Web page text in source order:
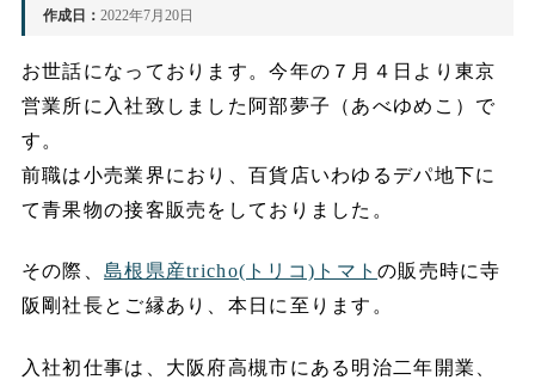
作成日： 2022年7月20日
お世話になっております。今年の７月４日より東京
営業所に入社致しました阿部夢子（あべゆめこ）で
す。
前職は小売業界におり、百貨店いわゆるデパ地下に
て青果物の接客販売をしておりました。
その際、島根県産tricho(トリコ)トマトの販売時に寺
阪剛社長とご縁あり、本日に至ります。
入社初仕事は、大阪府高槻市にある明治二年開業、